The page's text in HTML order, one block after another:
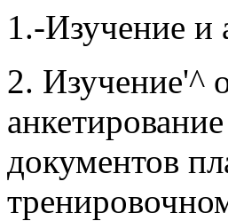
1.-Изучение и
2. Изучение'^
документов